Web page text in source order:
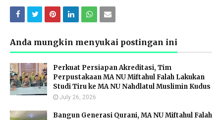
Anda mungkin menyukai postingan ini
Perkuat Persiapan Akreditasi, Tim
Perpustakaan MA NU Miftahul Falah Lakukan
Studi Tiru ke MA NU Nahdlatul Muslimin Kudus
July 26, 2026
Bangun Generasi Qurani, MA NU Miftahul Falah